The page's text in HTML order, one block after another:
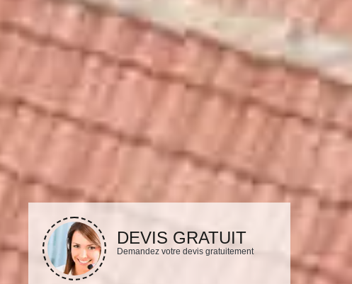
DEVIS GRATUIT
Demandez votre devis gratuitement